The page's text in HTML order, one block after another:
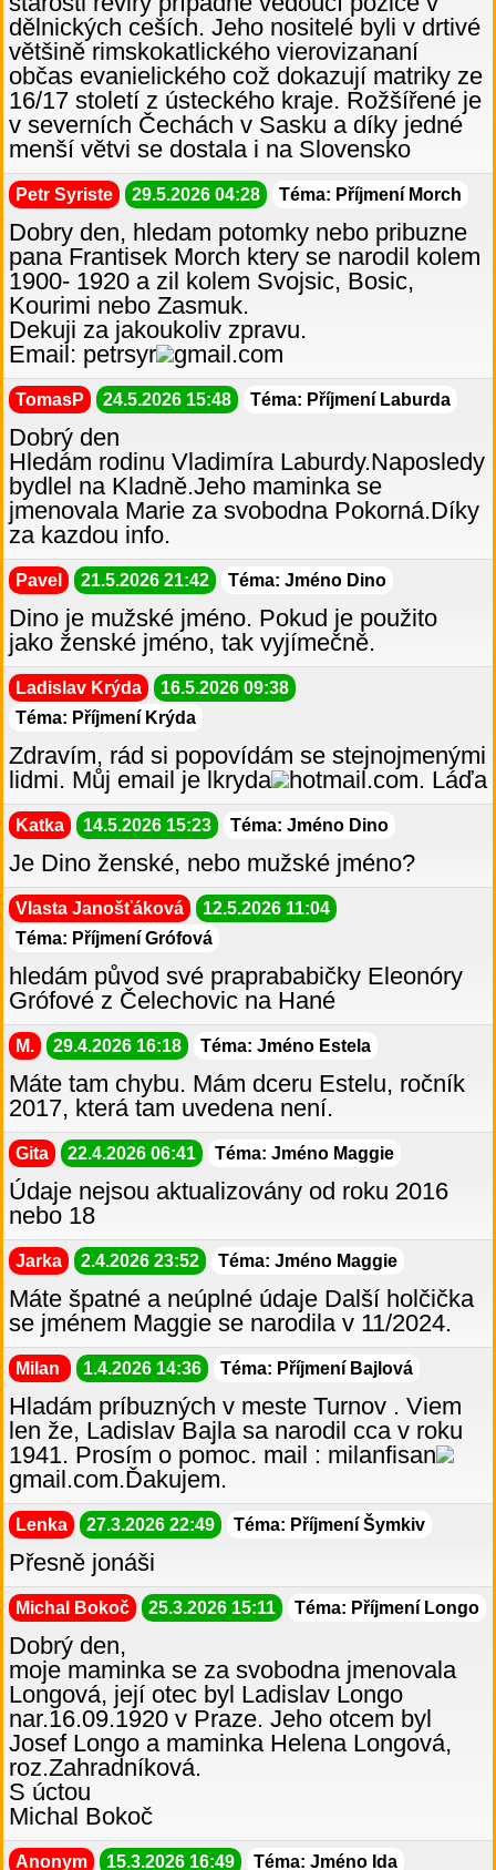
dělnických ceších. Jeho nositelé byli v drtivé
většině rimskokatlického vierovizananí
občas evanielického což dokazují matriky ze
16/17 století z ústeckého kraje. Rožšířené je
v severních Čechách v Sasku a díky jedné
menší větvi se dostala i na Slovensko
Petr Syriste 29.5.2026 04:28 Téma: Příjmení Morch
Dobry den, hledam potomky nebo pribuzne
pana Frantisek Morch ktery se narodil kolem
1900- 1920 a zil kolem Svojsic, Bosic,
Kourimi nebo Zasmuk.
Dekuji za jakoukoliv zpravu.
Email: petrsyr
gmail.com
TomasP 24.5.2026 15:48 Téma: Příjmení Laburda
Dobrý den
Hledám rodinu Vladimíra Laburdy.Naposledy
bydlel na Kladně.Jeho maminka se
jmenovala Marie za svobodna Pokorná.Díky
za kazdou info.
Pavel 21.5.2026 21:42 Téma: Jméno Dino
Dino je mužské jméno. Pokud je použito
jako ženské jméno, tak vyjímečně.
Ladislav Krýda
16.5.2026 09:38
Téma: Příjmení Krýda
Zdravím, rád si popovídám se stejnojmenými
lidmi. Můj email je lkryda
hotmail.com. Láďa
Katka 14.5.2026 15:23 Téma: Jméno Dino
Je Dino ženské, nebo mužské jméno?
Vlasta Janošťáková
12.5.2026 11:04
Téma: Příjmení Grófová
hledám původ své praprababičky Eleonóry
Grófové z Čelechovic na Hané
M. 29.4.2026 16:18 Téma: Jméno Estela
Máte tam chybu. Mám dceru Estelu, ročník
2017, která tam uvedena není.
Gita 22.4.2026 06:41 Téma: Jméno Maggie
Údaje nejsou aktualizovány od roku 2016
nebo 18
Jarka 2.4.2026 23:52 Téma: Jméno Maggie
Máte špatné a neúplné údaje Další holčička
se jménem Maggie se narodila v 11/2024.
Milan 1.4.2026 14:36 Téma: Příjmení Bajlová
Hladám príbuzných v meste Turnov . Viem
len že, Ladislav Bajla sa narodil cca v roku
1941. Prosím o pomoc. mail : milanfisan
gmail.com.Ďakujem.
Lenka 27.3.2026 22:49 Téma: Příjmení Šymkiv
Přesně jonáši
Michal Bokoč 25.3.2026 15:11 Téma: Příjmení Longo
Dobrý den,
moje maminka se za svobodna jmenovala
Longová, její otec byl Ladislav Longo
nar.16.09.1920 v Praze. Jeho otcem byl
Josef Longo a maminka Helena Longová,
roz.Zahradníková.
S úctou
Michal Bokoč
Anonym 15.3.2026 16:49 Téma: Jméno Ida